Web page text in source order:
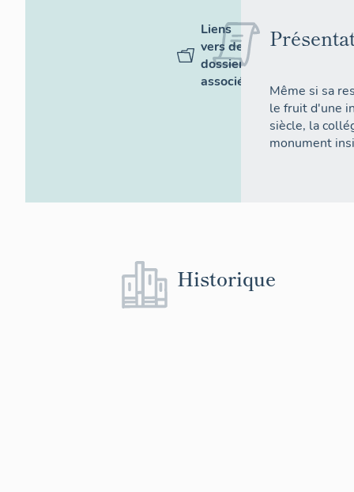
Liens
vers des
dossiers
associés
Même si sa
le fruit d'une
siècle, la
monument
Historique